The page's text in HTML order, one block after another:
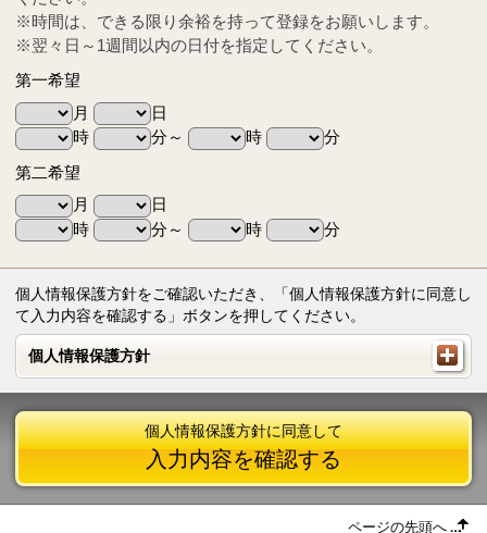
※時間は、できる限り余裕を持って登録をお願いします。
※翌々日～1週間以内の日付を指定してください。
第一希望
月
日
時
分～ 時
分
第二希望
月
日
時
分～ 時 分
個人情報保護方針をご確認いただき、「個人情報保護方針に同意し
て入力内容を確認する」ボタンを押してください。
個人情報保護方針
個人情報保護方針
個人情報保護方針に同意して
入力内容を確認する
ページの先頭へ